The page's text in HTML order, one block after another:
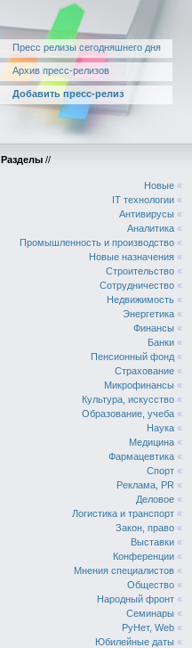
Пресс релизы сегодняшнего дня
Архив пресс-релизов
Добавить пресс-релиз
Разделы //
Новые «
IT технологии «
Антивирусы «
Аналитика «
Промышленность и производство «
Новые назначения «
Строительство «
Сотрудничество «
Недвижимость «
Энергетика «
Финансы «
Банки «
Пенсионный фонд «
Страхование «
Микрофинансы «
Культура, искусство «
Образование, учеба «
Наука «
Медицина «
Фармацевтика «
Спорт «
Реклама, PR «
Деловое «
Логистика и транспорт «
Закон, право «
Выставки «
Конференции «
Мнения специалистов «
Общество «
Народный фронт «
Семинары «
РуНет, Web «
Юбилейные даты «